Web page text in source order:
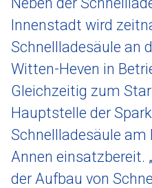
Innenstadt wird
Schnellladesäule an
Witten-Heven in
Gleichzeitig zum
Hauptstelle der
Schnellladesäule
Annen einsatzbereit.
der Aufbau von